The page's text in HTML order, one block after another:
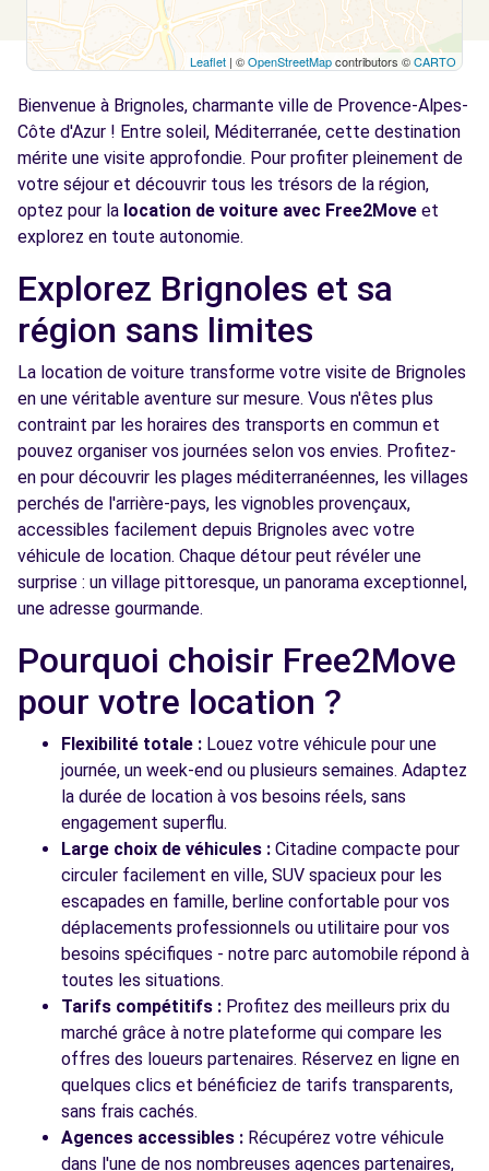
Leaflet | ©OpenStreetMapcontributors ©CARTO
Bienvenue à Brignoles, charmante ville de Provence-Alpes-
Côte d'Azur ! Entre soleil, Méditerranée, cette destination
mérite une visite approfondie. Pour profiter pleinement de
votre séjour et découvrir tous les trésors de la région,
optez pour la location de voiture avec Free2Move et
explorez en toute autonomie.
Explorez Brignoles et sa
région sans limites
La location de voiture transforme votre visite de Brignoles
en une véritable aventure sur mesure. Vous n'êtes plus
contraint par les horaires des transports en commun et
pouvez organiser vos journées selon vos envies. Profitez-
en pour découvrir les plages méditerranéennes, les villages
perchés de l'arrière-pays, les vignobles provençaux,
accessibles facilement depuis Brignoles avec votre
véhicule de location. Chaque détour peut révéler une
surprise : un village pittoresque, un panorama exceptionnel,
une adresse gourmande.
Pourquoi choisir Free2Move
pour votre location ?
Flexibilité totale : Louez votre véhicule pour une
journée, un week-end ou plusieurs semaines. Adaptez
la durée de location à vos besoins réels, sans
engagement superflu.
Large choix de véhicules : Citadine compacte pour
circuler facilement en ville, SUV spacieux pour les
escapades en famille, berline confortable pour vos
déplacements professionnels ou utilitaire pour vos
besoins spécifiques - notre parc automobile répond à
toutes les situations.
Tarifs compétitifs : Profitez des meilleurs prix du
marché grâce à notre plateforme qui compare les
offres des loueurs partenaires. Réservez en ligne en
quelques clics et bénéficiez de tarifs transparents,
sans frais cachés.
Agences accessibles : Récupérez votre véhicule
dans l'une de nos nombreuses agences partenaires,